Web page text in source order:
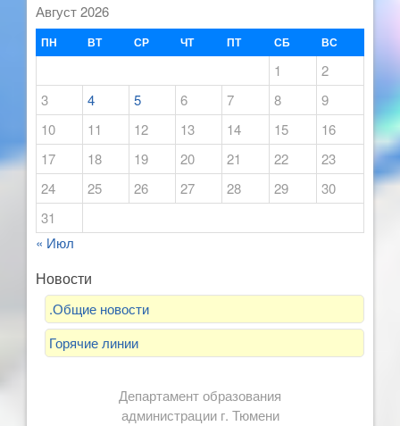
Август 2026
ПН ВТ СР ЧТ ПТ СБ ВС
1
2
3
4 5 6 7 8
9
10
11 12 13 14 15
16
17
18 19 20 21 22
23
24
25 26 27 28 29
30
31
« Июл
Новости
.Общие новости
Горячие линии
Департамент образования
администрации г. Тюмени